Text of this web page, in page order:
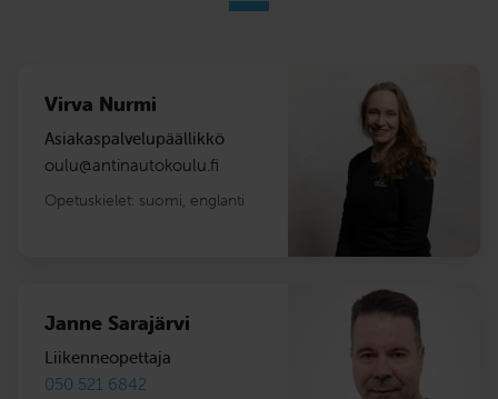
Virva Nurmi
Asiakaspalvelupäällikkö
oulu@antinautokoulu.fi
Opetuskielet: suomi, englanti
Janne Sarajärvi
Liikenneopettaja
050 521 6842